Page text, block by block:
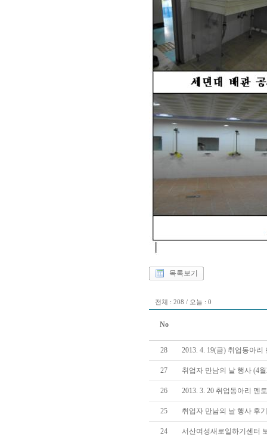
목록보기
전체 : 208 / 오늘 : 0
No
28 2013. 4. 19(금) 취업동아
27 취업자 만남의 날 행사 (4
26 2013. 3. 20 취업동아리 멘
25 취업자 만남의 날 행사 후
24 서산여성새로일하기센터